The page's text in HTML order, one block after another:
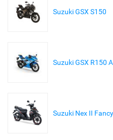
Suzuki GSX S150
Suzuki GSX R150
Suzuki Nex II